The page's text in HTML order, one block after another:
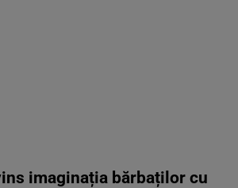
imaginația bărbaților cu